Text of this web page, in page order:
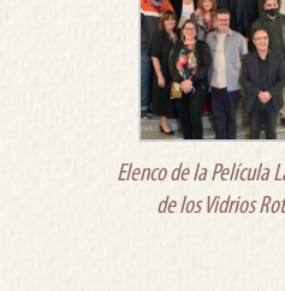
Elenco de la Película
de los Vidrios